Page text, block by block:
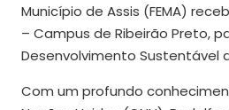
Município de Assis (FEMA)
– Campus de Ribeirão Preto,
Desenvolvimento Sustentável
Com um profundo